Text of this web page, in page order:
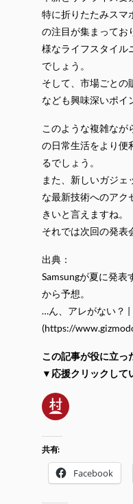
特に折りたたみスマ
の注目が集まってお
様なライフスタイル
でしょう。
そして、市場ごとの
なども興味深いポイ
このような複雑なが
の日常生活をより便
るでしょう。
また、新しいガジェ
な最新技術へのアク
きいと言えますね。
それでは次回の発表
出典：
Samsungが夏に発表
から予想。
…ん、アレがない？ |
(https://
この記事が役に立っ
▼応援クリックして
共有:
Facebook